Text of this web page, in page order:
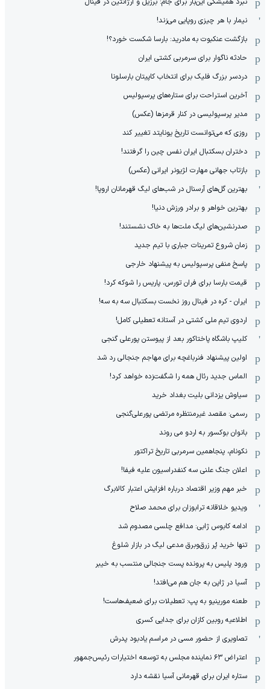
نیمار با هر چیزی روپایی می‌زند!
بازگشت عنکبوت به مادرید: بارسا شکست خورد؟!
حادثه ناگوار برای سرمربی کشتی ایران
دردسر بزرگ فلیک برای انتخاب کاپیتان بارسلونا
آخرین استراحت برای ستاره‌های پرسپولیس
مدیر پرسپولیسی در کنار قرمزها (عکس)
روزی که می‌توانست تاریخ یونایتد تغییر کند
دختران بسکتبال ایران نفس چین را گرفتند!
بازتاب جهانی مهارت لژیونر ایرانی (عکس)
بهترین گل‌های آرسنال در شب‌های لیگ قهرمانان اروپا!
بهترین خواهر و برادر ورزش دنیا!
صدرنشین‌های لیگ ملت‌ها به خاک نشستند!
زمان شروع تمرینات جباری با تیم جدید
پاسخ منفی پرسپولیس به پیشنهاد خارجی
قیمت بارسا برای فران تورس، پاریس را شوکه کرد!
ایران - کره در فینال روز نخست بسکتبال سه به سه!
اردوی تیم ملی کشتی در آستانه تعطیلی کامل!
کلیپ باشگاه پاختاکور بعد از پیوستن پورعلی گنجی
اولین پیشنهاد فنرباغچه برای مهاجم جنجالی رد شد
الماس جدید رئال همه را شگفت‌زده خواهد کرد!
سیاوش یزدانی بلیت بغداد خرید
رسمی: مقصد غیرمنتظره مرتضی پورعلی‌گنجی
بانوان بوکسور به اردو می روند
نکونام، پنجاهمین سرمربی تاریخ تراکتور
اعلان جنگ علنی سه کنفدراسیون علیه فیفا!
خبر مهم وزیر اقتصاد درباره افزایش اعتبار کالابرگ
ویدیو خلاقانه ترابوزان برای محمد صلاح
ادامه کابوس ژابی: مدافع چلسی مصدوم شد
تنها خرید پُر زرق‌وبرق مدعی لیگ در بازار شلوغ
ورود پلیس به پرونده پست جنجالی منتسب به خیبر
آسیا در ژاپن به جان هم می‌افتد!
طعنه مورینیو به پپ: تعطیلات برای ضعیف‌هاست!
اطلاعیه روبین کازان برای جدایی کسری
تصاویری از حضور مسی در مراسم یادبود پدرش
اعتراض ۶۳ نماینده مجلس به توسعه اختیارات رئیس‌جمهور
ستاره ایران برای قهرمانی آسیا نقشه دارد